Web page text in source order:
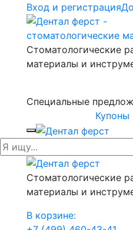
Вход и регистрация
Стоматологические
материалы и
Специальные
Купоны
Стоматологические
материалы и
В корзине: